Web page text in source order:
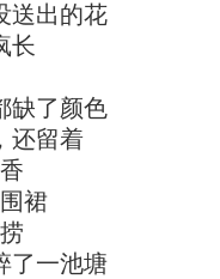
送出的花
长
缺了颜色
还留着
裙
了一池塘